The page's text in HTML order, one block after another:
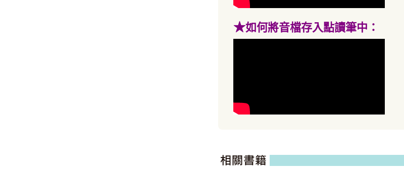
★如何將音檔存入點讀筆中：